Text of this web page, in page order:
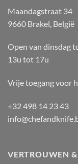
Maandagstraat 34
9660 Brakel, België
Open van dinsdag
13u tot 17u
Vrije toegang voor
+32 498 14 23 43
VERTROUWEN